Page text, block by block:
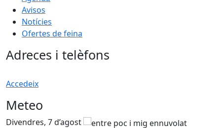
Avisos
Notícies
Ofertes de feina
Adreces i telèfons
Accedeix
Meteo
Divendres, 7 d’agost